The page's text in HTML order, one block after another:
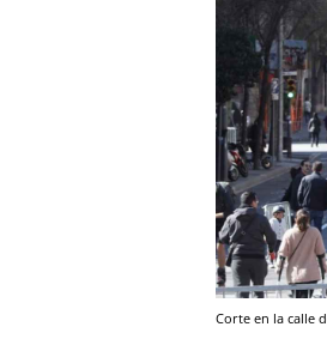
Corte en la calle